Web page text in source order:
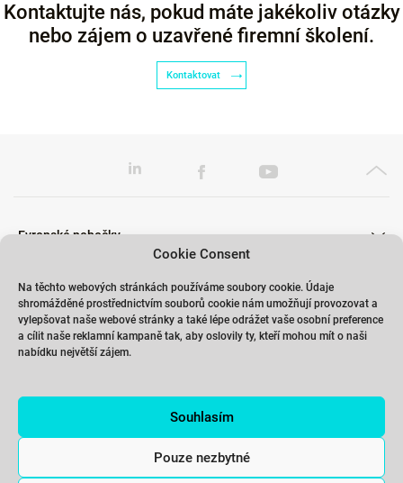
Cookie Consent
Na těchto webových stránkách používáme soubory cookie. Údaje
shromážděné prostřednictvím souborů cookie nám umožňují provozovat a
vylepšovat naše webové stránky a také lépe odrážet vaše osobní preference
a cílit naše reklamní kampaně tak, aby oslovily ty, kteří mohou mít o naši
nabídku největší zájem.
Souhlasím
Pouze nezbytné
Kontaktujte nás, pokud máte jakékoliv otázky
nebo zájem o uzavřené firemní školení.
Kontaktovat
Evropské pobočky
Školení